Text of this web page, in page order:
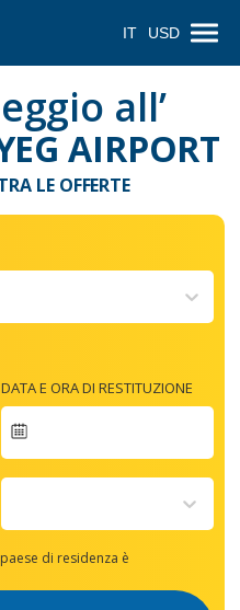
IT USD
all’
AIRPORT
LE OFFERTE
DATA E ORA DI RESTITUZIONE
di residenza è